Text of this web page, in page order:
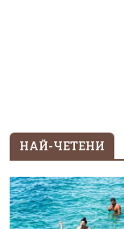
НАЙ-ЧЕТЕНИ